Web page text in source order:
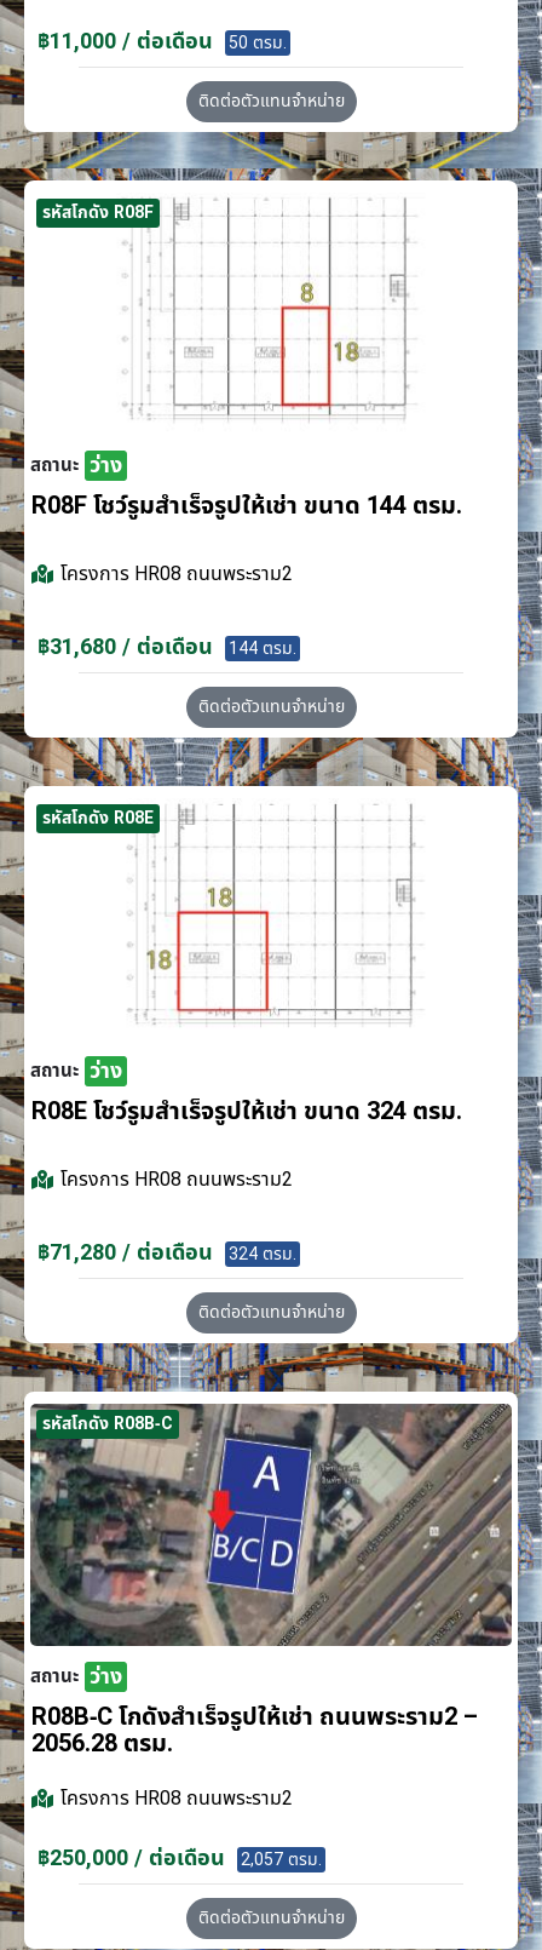
฿11,000 / ต่อเดือน 50 ตรม.
ติดต่อตัวแทนจำหน่าย
รหัสโกดัง R08F
สถานะ ว่าง
R08F โชว์รูมสำเร็จรูปให้เช่า ขนาด 144 ตรม.
โครงการ HR08 ถนนพระราม2
฿31,680 / ต่อเดือน 144 ตรม.
ติดต่อตัวแทนจำหน่าย
รหัสโกดัง R08E
สถานะ ว่าง
R08E โชว์รูมสำเร็จรูปให้เช่า ขนาด 324 ตรม.
โครงการ HR08 ถนนพระราม2
฿71,280 / ต่อเดือน 324 ตรม.
ติดต่อตัวแทนจำหน่าย
รหัสโกดัง R08B-C
สถานะ ว่าง
R08B-C โกดังสำเร็จรูปให้เช่า ถนนพระราม2 –
2056.28 ตรม.
โครงการ HR08 ถนนพระราม2
฿250,000 / ต่อเดือน 2,057 ตรม.
ติดต่อตัวแทนจำหน่าย